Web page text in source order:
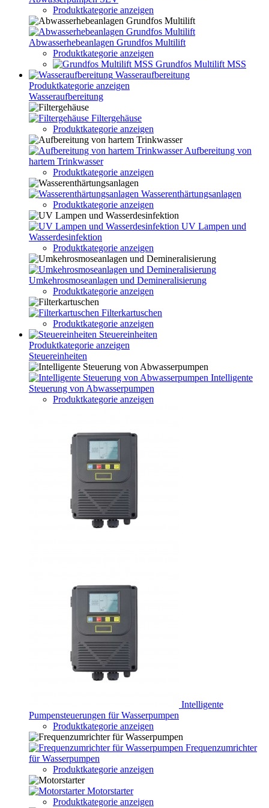
Produktkategorie anzeigen
Abwasserhebeanlagen Grundfos Multilift
Produktkategorie anzeigen
Grundfos Multilift MSS
Wasseraufbereitung
Produktkategorie anzeigen
Wasseraufbereitung
Filtergehäuse
Produktkategorie anzeigen
Aufbereitung von
hartem Trinkwasser
Produktkategorie anzeigen
Wasserenthärtungsanlagen
Produktkategorie anzeigen
UV Lampen und
Wasserdesinfektion
Produktkategorie anzeigen
Umkehrosmoseanlagen und Demineralisierung
Produktkategorie anzeigen
Filterkartuschen
Produktkategorie anzeigen
Steuereinheiten
Produktkategorie anzeigen
Steuereinheiten
Intelligente
Steuerung von Abwasserpumpen
Produktkategorie anzeigen
Intelligente
Pumpensteuerungen für Wasserpumpen
Produktkategorie anzeigen
Frequenzumrichter
für Wasserpumpen
Produktkategorie anzeigen
Motorstarter
Produktkategorie anzeigen